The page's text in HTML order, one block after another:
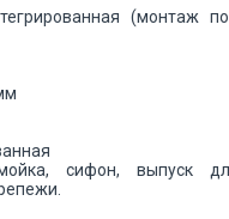
(монтаж
сифон, выпуск